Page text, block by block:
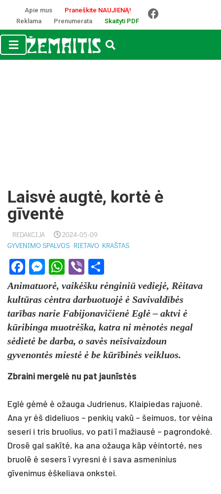
Apie mus
Praneškite NAUJIENĄ!
Reklama
Prenumerata Skaityti PDF
Laisvė augtė, kortė ė
gīventė
REDAKCIJA
2024-05-09
GYVENIMO SPALVOS RIETAVO KRAŠTAS
Facebook
Messenger
WhatsApp
Viber
Animatuorė, vaikėšku rėnginiū vediejė, Rėitava
kultūras cėntra darbuotuojė ė Savivaldībės
tarības narie Fabijonavičienė Eglė – aktvi ė
kūribinga muotrėška, katra ni mėnotės negal
sėdietė be darba, o savės neīsivaizdoun
gyvenontės miestė ė be kūrībinės veikluos.
Zbraini mergelė nu pat jaunīstės
Eglė gėmė ė ožauga Judrienus, Klaipiedas rajuonė.
Ana yr ėš dideliuos – penkių vakū – šeimuos, tor vėina
seseri i tris bruolius, vo pati ī mažiausė – pagrondokė.
Drosē gal sakītė, ka ana ožauga kāp vėintortė, nes
bruolē ė sesers ī vyresni ė i sava asmeninius
gīvenimus ėškeliava onkstei.